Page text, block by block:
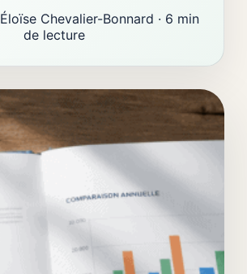
Éloïse Chevalier-Bonnard · 6 min
de lecture